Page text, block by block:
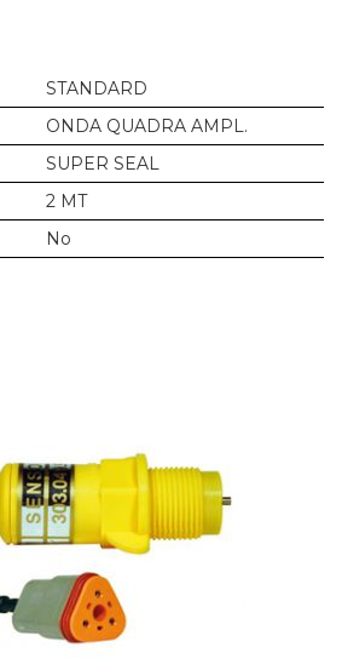
STANDARD
ONDA QUADRA AMPL.
SUPER SEAL
2 MT
No